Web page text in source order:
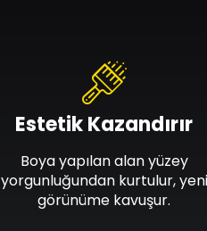
Estetik Kazandırır
Boya yapılan alan yüzey
yorgunluğundan kurtulur, yeni
görünüme kavuşur.